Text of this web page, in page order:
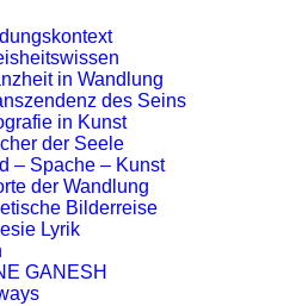
in Wandlung
des Seins
in Kunst
der Seele
– Spache – Kunst
der Wandlung
Bilderreise
Lyrik
GANESH